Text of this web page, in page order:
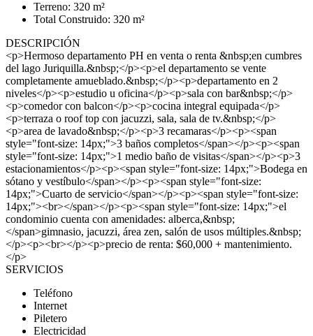
Terreno: 320 m²
Total Construido: 320 m²
DESCRIPCIÓN
<p>Hermoso departamento PH en venta o renta &nbsp;en cumbres
del lago Juriquilla.&nbsp;</p><p>el departamento se vente
completamente amueblado.&nbsp;</p><p>departamento en 2
niveles</p><p>estudio u oficina</p><p>sala con bar&nbsp;</p>
<p>comedor con balcon</p><p>cocina integral equipada</p>
<p>terraza o roof top con jacuzzi, sala, sala de tv.&nbsp;</p>
<p>area de lavado&nbsp;</p><p>3 recamaras</p><p><span
style="font-size: 14px;">3 baños completos</span></p><p><span
style="font-size: 14px;">1 medio baño de visitas</span></p><p>3
estacionamientos</p><p><span style="font-size: 14px;">Bodega en
sótano y vestíbulo</span></p><p><span style="font-size:
14px;">Cuarto de servicio</span></p><p><span style="font-size:
14px;"><br></span></p><p><span style="font-size: 14px;">el
condominio cuenta con amenidades: alberca,&nbsp;
</span>gimnasio, jacuzzi, área zen, salón de usos múltiples.&nbsp;
</p><p><br></p><p>precio de renta: $60,000 + mantenimiento.
</p>
SERVICIOS
Teléfono
Internet
Piletero
Electricidad